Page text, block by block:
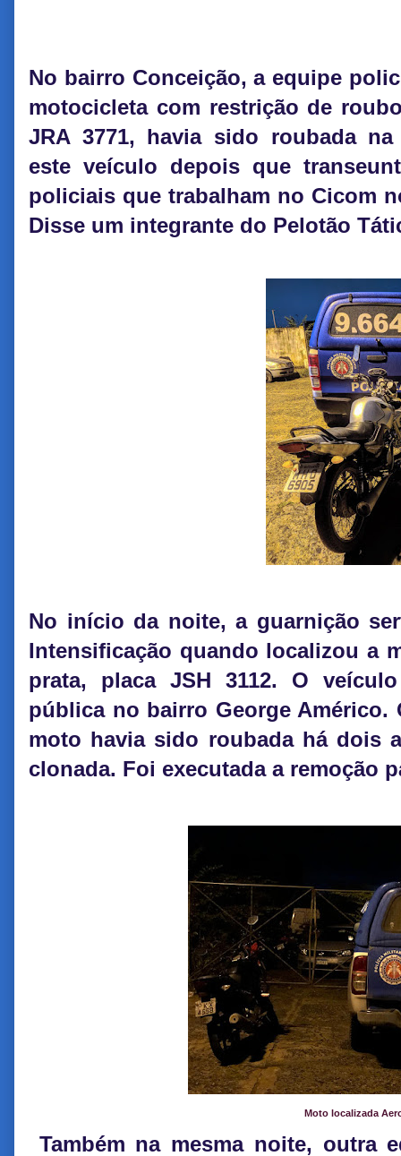
No bairro Conceição, a equipe
motocicleta com restrição de
JRA 3771, havia sido roubada
este veículo depois que
policiais que trabalham no Cicom
Disse um integrante do Pelotão
No início da noite, a guarnição
Intensificação quando localizou a
prata, placa JSH 3112. O
pública no bairro George
moto havia sido roubada há dois
clonada. Foi executada a remoção
Moto localizada
Também na mesma noite, outra